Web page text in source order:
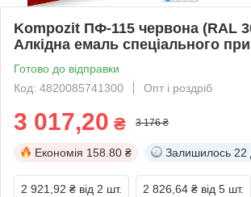
Kompozit ПФ-115 червона (RAL
Алкідна емаль спеціального
Готово до відправки
Код: 4820085741300
Опт і роздріб
3 017,20 ₴ 3 176 ₴
Економія 158.80 ₴ Залишилось 22
2 921,92 ₴ від 2 шт. 2 826,64 ₴ від 5 шт.